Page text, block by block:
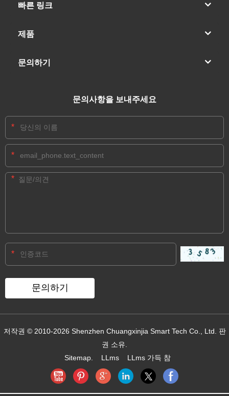
빠른 링크
제품
문의하기
문의사항을 보내주세요
*
*
*
*
저작권 © 2010-2026 Shenzhen Chuangxinjia Smart Tech Co., Ltd. 판
권 소유.
Sitemap.
LLms LLms 가득 참